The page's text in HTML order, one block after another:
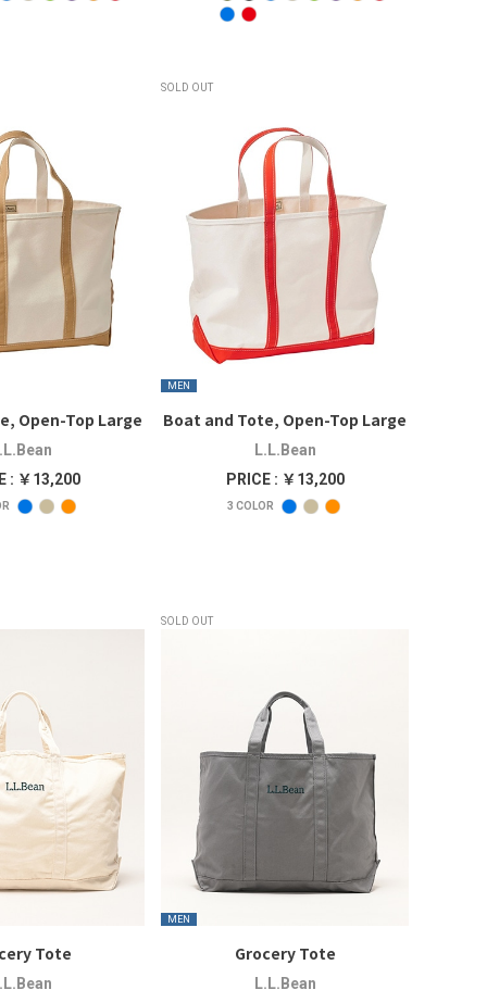
Open-Top Large
: ￥13,200
SOLD OUT
MEN
Boat and Tote, Open-Top Large
L.L.Bean
PRICE : ￥13,200
3 COLOR
Tote
SOLD OUT
MEN
Grocery Tote
L.L.Bean